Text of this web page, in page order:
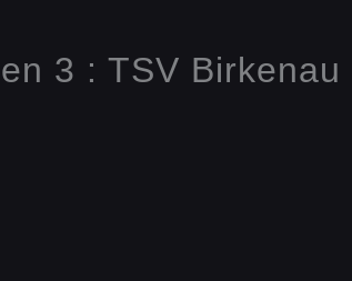
3 : TSV Birkenau